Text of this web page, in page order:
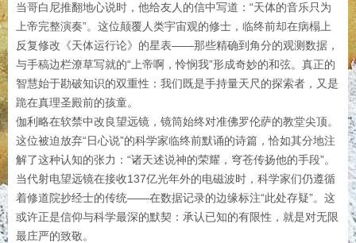
当哥白尼推翻地心说时，他给友人的信中写道：“天体的音乐只为
上帝完整演奏”。这位颠覆人类宇宙观的修士，临终前却在病榻上
反复修改《天体运行论》的星表——那些精确到角分的观测数据，
与手稿边栏潦草写就的“上帝啊，怜悯我”形成奇妙的和弦。真正的
智慧始于勘破知识的双重性：我们既是手持量天尺的探索者，又是
跪在真理圣殿前的孩童。
伽利略在软禁中改良望远镜，镜筒始终对准佛罗伦萨的教堂尖顶。
这位被迫放弃“日心说”的科学家临终前默诵的诗篇，恰如其分地注
解了这种认知的张力：“诸天述说神的荣耀，穹苍传扬他的手段”。
当代射电望远镜在接收137亿光年外的电磁波时，科学家们仍遵循
着修道院抄经士的传统——在数据记录的边缘标注“此处存疑”。这
或许正是信仰与科学最深的默契：承认已知的有限性，就是对无限
最庄严的致敬。